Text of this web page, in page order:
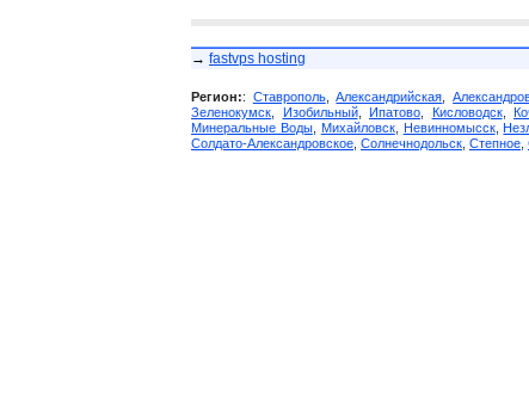
→ fastvps hosting
Регион:: Ставрополь,Александрийская ,
Зеленокумск
Изобильный, Ипатово Кисловодск,
Минеральные Воды, Михайловск, Невинномысск,
Солдато-Александровское Солнечнодольск Степное